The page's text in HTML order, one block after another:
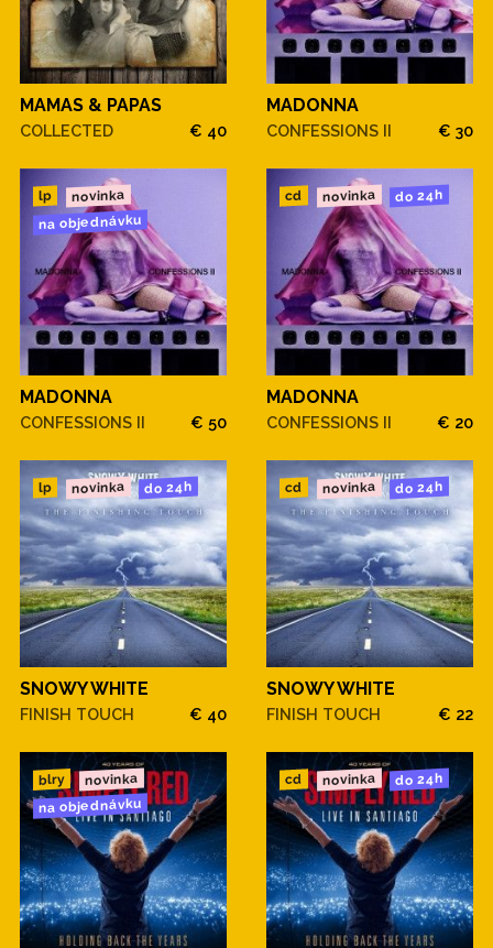
MAMAS & PAPAS
COLLECTED € 40
MADONNA
CONFESSIONS II € 30
lp novinka
na objednávku
MADONNA
CONFESSIONS II € 50
cd novinka do 24h
MADONNA
CONFESSIONS II € 20
lp novinka do 24h
SNOWY WHITE
FINISH TOUCH € 40
cd novinka do 24h
SNOWY WHITE
FINISH TOUCH € 22
blry novinka
na objednávku
cd novinka do 24h